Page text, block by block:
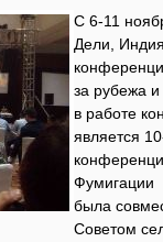
С 6-11
Дели,
за рубежа
в работе
является
Фумигации
была
Советом